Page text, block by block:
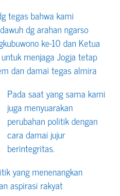
tegas bahwa kami
dg arahan ngarso
ke-10 dan Ketua
menjaga Jogja tetap
dan damai tegas almira
Pada saat yang sama kami
juga menyuarakan
perubahan politik dengan
cara damai jujur
berintegritas.
yang menenangkan
aspirasi rakyat